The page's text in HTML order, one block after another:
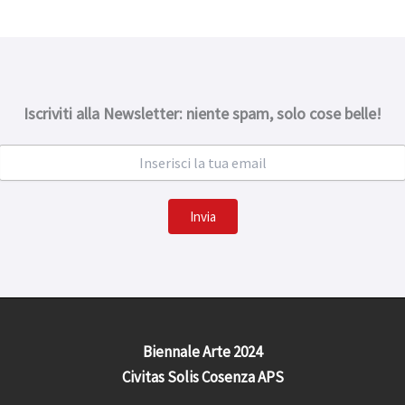
Iscriviti alla Newsletter: niente spam, solo cose belle!
Invia
Biennale Arte 2024
Civitas Solis Cosenza APS